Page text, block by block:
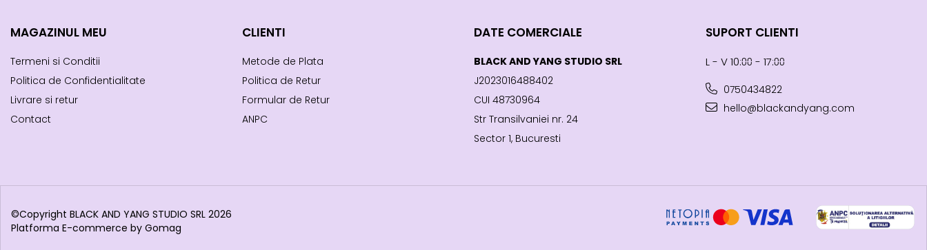
MAGAZINUL MEU
Termeni si Conditii
Politica de Confidentialitate
Livrare si retur
Contact
CLIENTI
Metode de Plata
Politica de Retur
Formular de Retur
ANPC
DATE COMERCIALE
BLACK AND YANG STUDIO SRL
J2023016488402
CUI 48730964
Str Transilvaniei nr. 24
Sector 1, Bucuresti
SUPORT CLIENTI
L - V 10:⩇⩇ - 17:⩇⩇
0750434822
hello@blackandyang.com
©Copyright BLACK AND YANG STUDIO SRL 2026
Platforma E-commerce by Gomag